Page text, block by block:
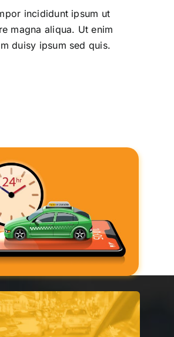
incididunt ipsum ut
magna aliqua. Ut enim
duisy ipsum sed quis.